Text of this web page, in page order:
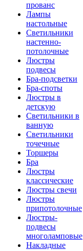
прованс
Лампы
настольные
Светильники
настенно-
потолочные
Люстры
подвесы
Бра-подсветки
Бра-споты
Люстры в
детскую
Светильники в
ванную
Светильники
точечные
Торшеры
Бра
Люстры
классические
Люстры свечи
Люстры
припотолочные
Люстры-
подвесы
многоламповые
Накладные